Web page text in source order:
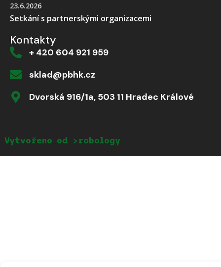
23.6.2026
Setkání s partnerskými organizacemi
Kontakty
+ 420 604 921 959
sklad@pbhk.cz
Dvorská 916/1a, 503 11 Hradec Králové
Vytvořeno od >robology